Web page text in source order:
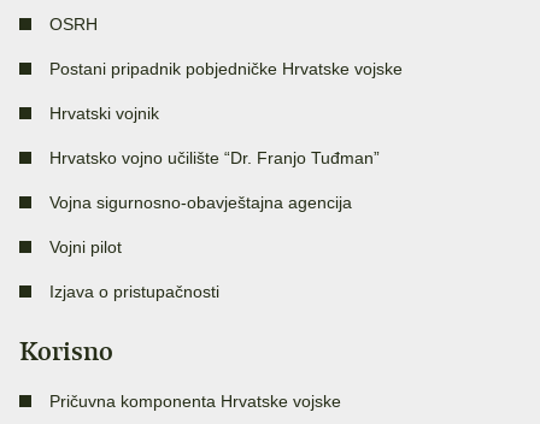
OSRH
Postani pripadnik pobjedničke Hrvatske vojske
Hrvatski vojnik
Hrvatsko vojno učilište “Dr. Franjo Tuđman”
Vojna sigurnosno-obavještajna agencija
Vojni pilot
Izjava o pristupačnosti
Korisno
Pričuvna komponenta Hrvatske vojske